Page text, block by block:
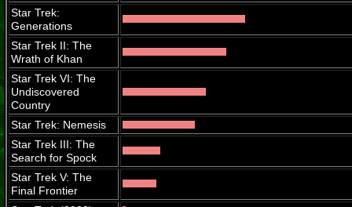
Star Trek:
Generations
Star Trek II: The
Wrath of Khan
Star Trek VI: The
Undiscovered
Country
Star Trek: Nemesis
Star Trek III: The
Search for Spock
Star Trek V: The
Final Frontier